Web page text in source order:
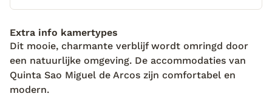
met Antonio de eigenaar van een authentieke quinta.
aan bij de sierlijke hoofdingang op een pleintje met
een prachtige kerk. Ik loop samen met Antonio over
het terrein van Quinta Sao Miguel de Arcos. Dit
vakantieadresje wordt omringd door een natuurlijke
en rustige omgeving. Antonio vertelt me over de
Extra info kamertypes
Dit mooie, charmante verblijf wordt omringd door
een natuurlijke omgeving. De accommodaties van
Quinta Sao Miguel de Arcos zijn comfortabel en
modern.